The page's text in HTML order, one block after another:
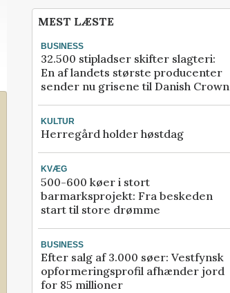
MEST LÆSTE
BUSINESS
32.500 stipladser skifter slagteri:
En af landets største producenter
sender nu grisene til Danish Crown
KULTUR
Herregård holder høstdag
KVÆG
500-600 køer i stort
barmarksprojekt: Fra beskeden
start til store drømme
BUSINESS
Efter salg af 3.000 søer: Vestfynsk
opformeringsprofil afhænder jord
for 85 millioner